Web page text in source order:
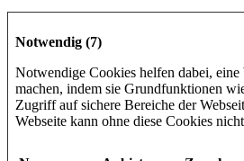
Notwendig (7)
Notwendige Cookies helfen dabei, eine
machen, indem sie Grundfunktionen
Zugriff auf sichere Bereiche der
Webseite kann ohne diese Cookies